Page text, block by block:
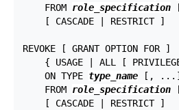
    FROM
role_specification
    [ CASCADE | RESTRICT ]
REVOKE [ GRANT OPTION FOR ]
{ USAGE | ALL [
    ON TYPE
type_name [, ...]
    FROM
role_specification
    [ CASCADE | RESTRICT ]